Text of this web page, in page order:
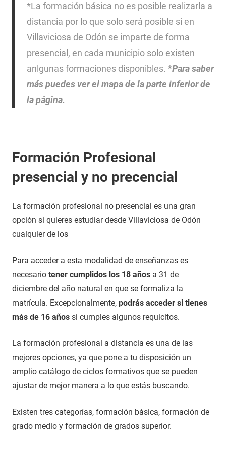
*La formación básica no es posible realizarla a
distancia por lo que solo será posible si en
Villaviciosa de Odón se imparte de forma
presencial, en cada municipio solo existen
anlgunas formaciones disponibles. *Para saber
más puedes ver el mapa de la parte inferior de
la página.
Formación Profesional
presencial y no precencial
La formación profesional no presencial es una gran
opción si quieres estudiar desde Villaviciosa de Odón
cualquier de los
Para acceder a esta modalidad de enseñanzas es
necesario tener cumplidos los 18 años a 31 de
diciembre del año natural en que se formaliza la
matrícula. Excepcionalmente, podrás acceder si tienes
más de 16 años si cumples algunos requicitos.
La formación profesional a distancia es una de las
mejores opciones, ya que pone a tu disposición un
amplio catálogo de ciclos formativos que se pueden
ajustar de mejor manera a lo que estás buscando.
Existen tres categorías, formación básica, formación de
grado medio y formación de grados superior.